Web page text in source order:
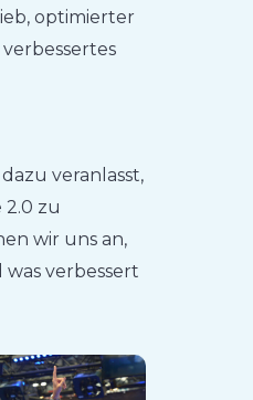
optimierter
veranlasst,
2.0 zu
wir uns an,
verbessert